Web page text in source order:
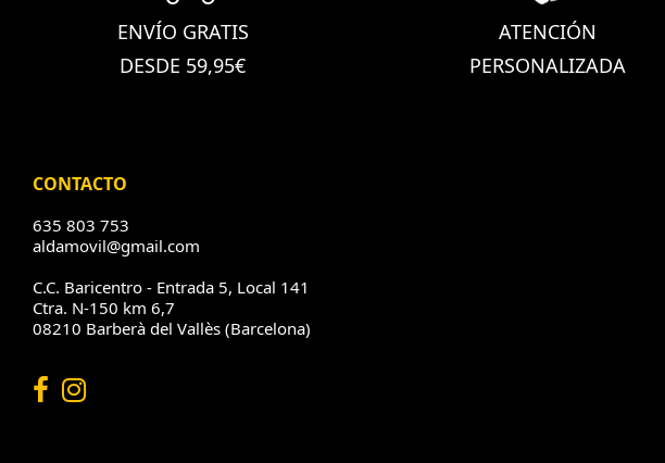
ENVÍO GRATIS
DESDE 59,95€
ATENCIÓN
PERSONALIZADA
CONTACTO
635 803 753
aldamovil@gmail.com
C.C. Baricentro - Entrada 5, Local 141
Ctra. N-150 km 6,7
08210 Barberà del Vallès (Barcelona)